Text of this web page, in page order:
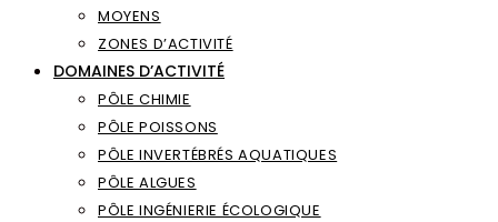
MOYENS
ZONES D’ACTIVITÉ
DOMAINES D’ACTIVITÉ
PÔLE CHIMIE
PÔLE POISSONS
PÔLE INVERTÉBRÉS AQUATIQUES
PÔLE ALGUES
PÔLE INGÉNIERIE ÉCOLOGIQUE